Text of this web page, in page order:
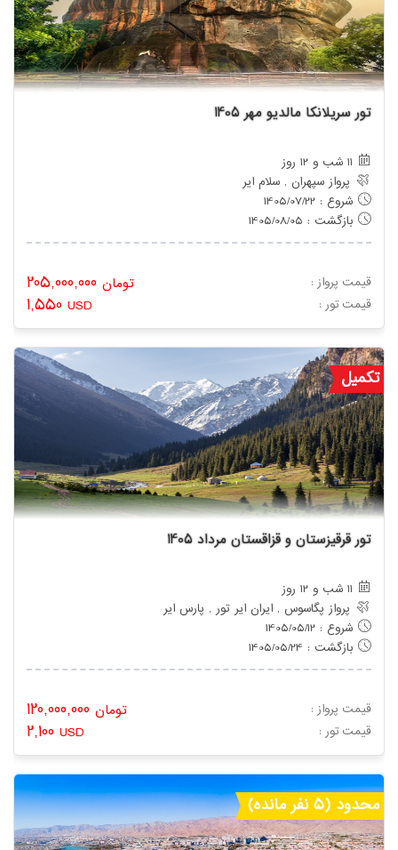
تور سریلانکا مالدیو مهر 1405
11 شب و 12 روز
پرواز سپهران , سلام ایر
شروع : 1405/07/22
بازگشت : 1405/08/05
تومان قیمت پرواز :
1,550 USD : قیمت تور
تکمیل
تور قرقیزستان و قزاقستان مرداد 1405
11 شب و 12 روز
پرواز پگاسوس , ایران ایر تور , پارس ایر
شروع : 1405/05/12
بازگشت : 1405/05/24
تومان قیمت پرواز :
2,100 USD : قیمت تور
محدود (5 نفر مانده)